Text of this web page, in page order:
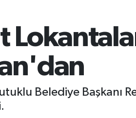
Belediye Başkanı